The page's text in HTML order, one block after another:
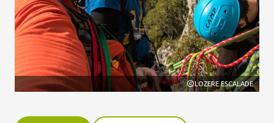
LOZERE ESCALADE